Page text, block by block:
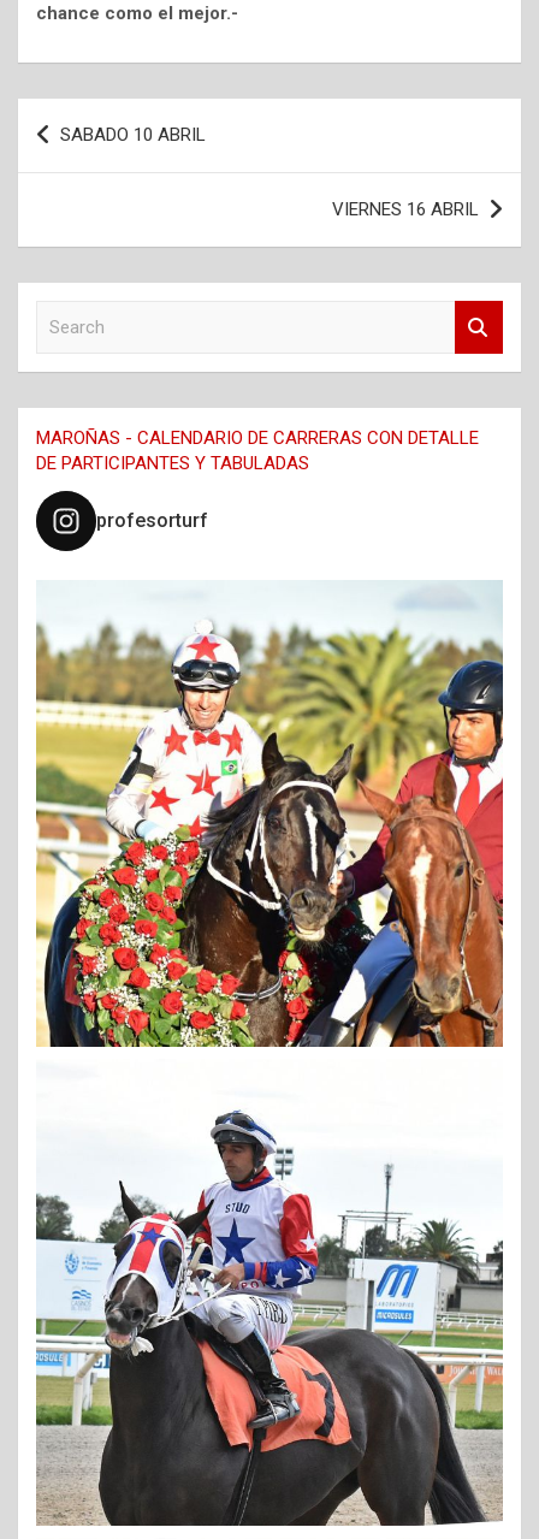
chance como el mejor.-
Navegación
de
SABADO 10 ABRIL
VIERNES 16 ABRIL
c
h
MAROÑAS - CALENDARIO DE CARRERAS CON DETALLE
DE PARTICIPANTES Y TABULADAS
profesorturf